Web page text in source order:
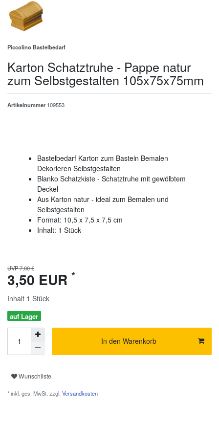
Piccolino Bastelbedarf
Karton Schatztruhe - Pappe natur
zum Selbstgestalten 105x75x75mm
Artikelnummer 109553
Bastelbedarf Karton zum Basteln Bemalen
Dekorieren Selbstgestalten
Blanko Schatzkiste - Schatztruhe mit gewölbtem
Deckel
Aus Karton natur - ideal zum Bemalen und
Selbstgestalten
Format: 10,5 x 7,5 x 7,5 cm
Inhalt: 1 Stück
UVP 7,00 €
3,50 EUR *
Inhalt 1 Stück
auf Lager
In den Warenkorb
Wunschliste
* inkl. ges. MwSt. zzgl. Versandkosten